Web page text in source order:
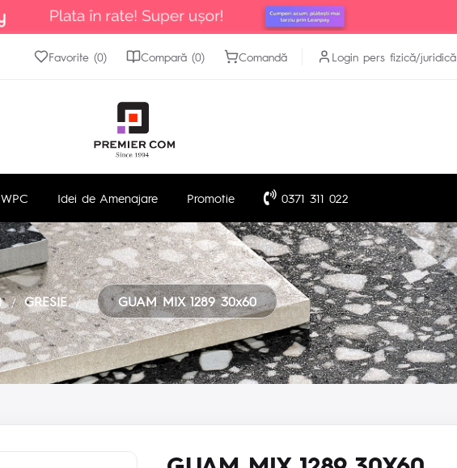
Login pers fizică/juridică
Favorite (0) Compară (0) Comandă
WPC Idei de Amenajare Promotie 0371 311 022
GRESIE GUAM MIX 1289 30x60